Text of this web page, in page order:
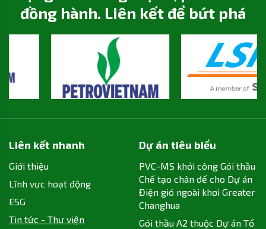
đồng hành. Liên kết để bứt phá
Liên kết nhanh
Giới thiệu
Lĩnh vực hoạt động
ESG
Tin tức - Thư viện
Dự án tiêu biểu
PVC-MS khởi công Gói thầu
Chế tạo chân đế cho Dự án
Điện gió ngoài khơi Greater
Changhua
Gói thầu A2 thuộc Dự án Tổ